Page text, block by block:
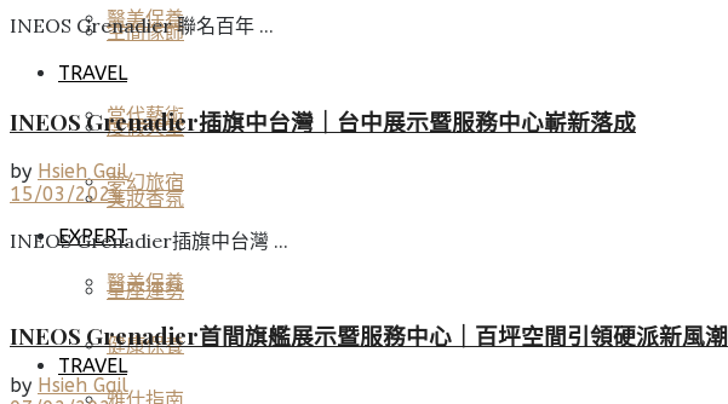
空間傢飾
當代藝術
美妝香氛
醫美保養
TRAVEL
醫美保養
TRAVEL
度假天堂
夢幻旅宿
EXPERT
星座運勢
健康保養
INEOS Grenadier 聯名百年 ...
INEOS Grenadier插旗中台灣｜台中展示暨服務中心嶄新落成
by Hsieh Gail
15/03/2024
INEOS Grenadier插旗中台灣 ...
INEOS Grenadier首間旗艦展示暨服務中心｜百坪空間引領硬派新風潮
by Hsieh Gail